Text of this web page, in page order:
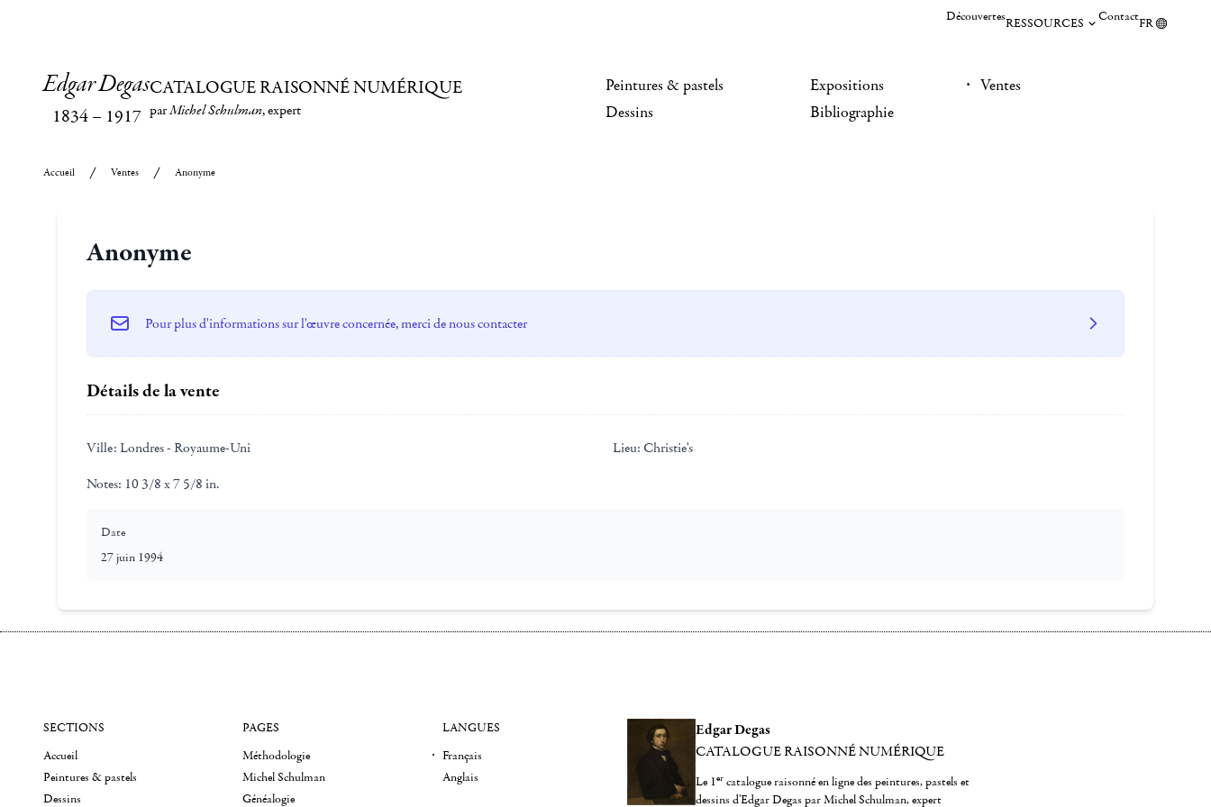
DécouvertesRESSOURCES ContactFR
Edgar Degas
1834– 1917
CATALOGUE RAISONNÉ NUMÉRIQUE
parMichel Schulman, expert
Peintures & pastels
Dessins
Expositions
Bibliographie
Ventes
Accueil Ventes Anonyme
Anonyme
Pour plus d'informations sur l'œuvre concernée, merci de nous contacter
Détails de la vente
Ville: Londres - Royaume-Uni Lieu: Christie's
Notes: 10 3/8 x 7 5/8 in.
Date
27 juin 1994
Edgar Degas
CATALOGUE RAISONNÉ NUMÉRIQUE
Le 1er catalogue raisonné en ligne des peintures, pastels et
dessins d'Edgar Degas par Michel Schulman, expert
SECTIONS
Accueil
Peintures & pastels
Dessins
PAGES
Méthodologie
Michel Schulman
Généalogie
LANGUES
Français
Anglais